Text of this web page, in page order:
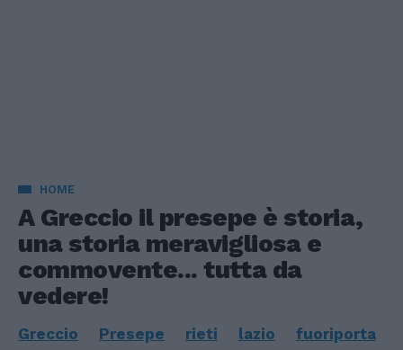
HOME
A Greccio il presepe è storia,
una storia meravigliosa e
commovente... tutta da
vedere!
Greccio Presepe rieti lazio fuoriporta